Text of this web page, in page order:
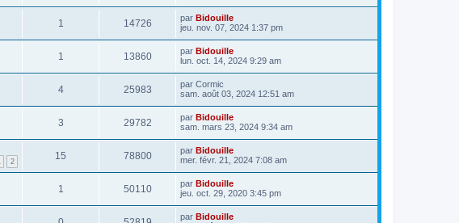
1 14726 par Bidouille
jeu. nov. 07, 2024 1:37 pm
1 13860 par Bidouille
lun. oct. 14, 2024 9:29 am
4 25983 par Cormic
sam. août 03, 2024 12:51 am
3 29782 par Bidouille
sam. mars 23, 2024 9:34 am
2 15 78800 par Bidouille
mer. févr. 21, 2024 7:08 am
1 50110 par Bidouille
jeu. oct. 29, 2020 3:45 pm
par Bidouille